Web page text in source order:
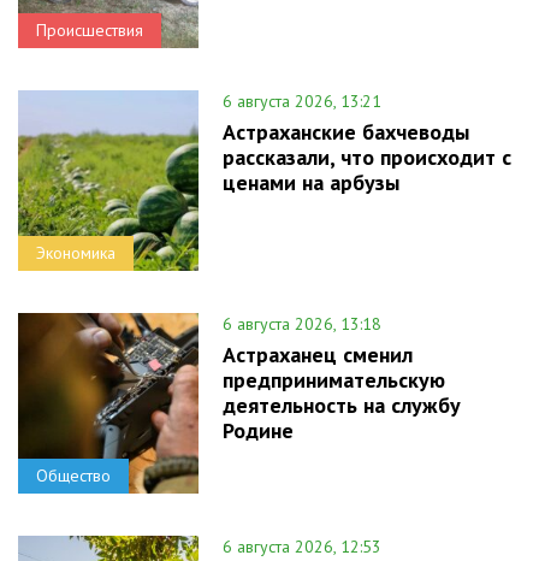
Происшествия
Экономика
6 августа 2026, 13:21
Астраханские бахчеводы
рассказали, что происходит с
ценами на арбузы
Общество
6 августа 2026, 13:18
Астраханец сменил
предпринимательскую
деятельность на службу
Родине
6 августа 2026, 12:53